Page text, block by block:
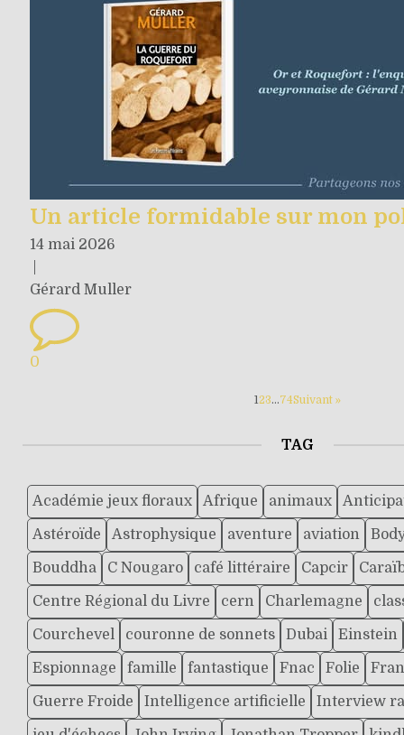
Un article formidable sur mon
14 mai 2026
Gérard Muller
0
1 23…74Suivant »
TAG
Académie jeux floraux Afrique animaux
Astéroïde Astrophysique aventure aviation
Bouddha C Nougaro café littéraire Capcir
Centre Régional du Livre cern Charlemagne
Courchevel couronne de sonnets Dubai Einstein
Espionnage famille fantastique Fnac Folie
Guerre Froide Intelligence artificielle Interview